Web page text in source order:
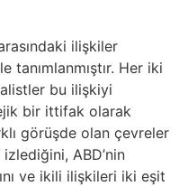
ilişkiler
tanımlanmıştır. Her iki
bu ilişkiyi
bir ittifak olarak
görüşde olan çevreler
ABD’nin
ve ikili ilişkileri iki eşit